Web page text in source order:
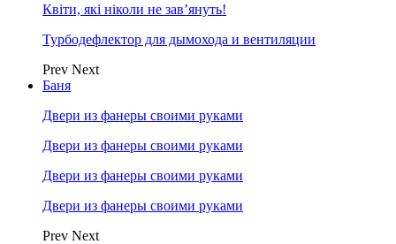
Квіти, які ніколи не зав’януть!
Турбодефлектор для дымохода и вентиляции
Prev Next
Баня
Двери из фанеры своими руками
Двери из фанеры своими руками
Двери из фанеры своими руками
Двери из фанеры своими руками
Prev Next